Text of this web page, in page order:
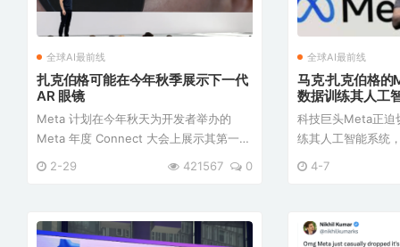
全球AI最前线
扎克伯格可能在今年秋季展示下一代
AR 眼镜
Meta 计划在今年秋天为开发者举办的
Meta 年度 Connect 大会上展示其第一副
2-29 421567 0
全球AI最前线
马克·扎克伯格
数据训练其人工
权诉讼
科技巨头Meta正迫
练其人工智能系统
4-7